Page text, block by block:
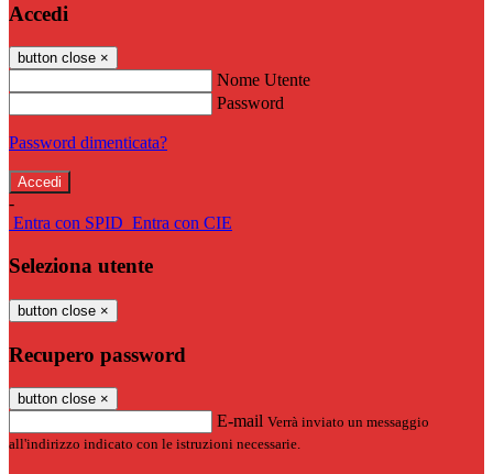
Accedi
button close ×
Nome Utente
Password
Password dimenticata?
-
Entra con SPID Entra con CIE
Seleziona utente
button close ×
Recupero password
button close ×
E-mail Verrà inviato un messaggio
all'indirizzo indicato con le istruzioni necessarie.